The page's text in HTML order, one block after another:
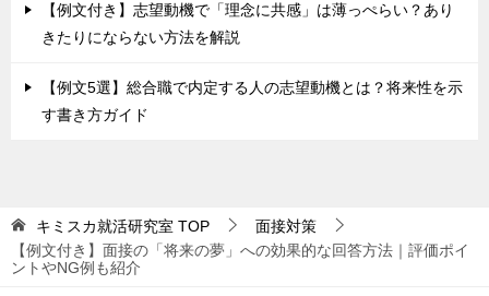
【例文付き】志望動機で「理念に共感」は薄っぺらい？あり
きたりにならない方法を解説
【例文5選】総合職で内定する人の志望動機とは？将来性を示
す書き方ガイド
キミスカ就活研究室 TOP
面接対策
【例文付き】面接の「将来の夢」への効果的な回答方法｜評価ポイ
ントやNG例も紹介